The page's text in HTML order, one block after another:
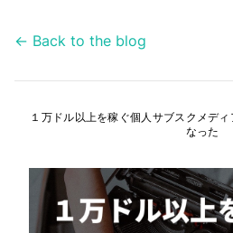
← Back to the blog
１万ドル以上を稼ぐ個人サブスクメデ
なった